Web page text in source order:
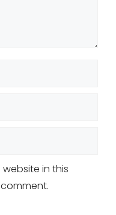
in this